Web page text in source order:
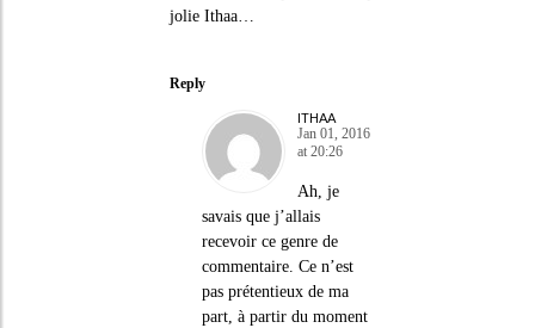
jolie Ithaa…
Reply
ITHAA
Jan 01, 2016
at 20:26
Ah, je
savais que j’allais
recevoir ce genre de
commentaire. Ce n’est
pas prétentieux de ma
part, à partir du moment